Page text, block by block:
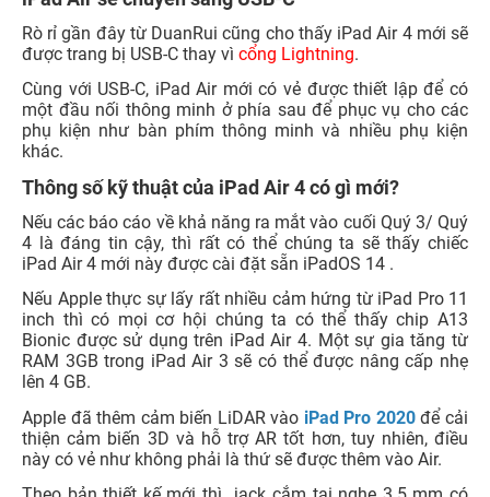
iPad Air sẽ chuyển sang USB-C
Rò rỉ gần đây từ DuanRui cũng cho thấy iPad Air 4 mới sẽ
được trang bị USB-C thay vì
Cùng với USB-C, iPad Air mới có vẻ được thiết lập để có
một đầu nối thông minh ở phía sau để phục vụ cho các
phụ kiện như bàn phím thông minh và nhiều phụ kiện
khác.